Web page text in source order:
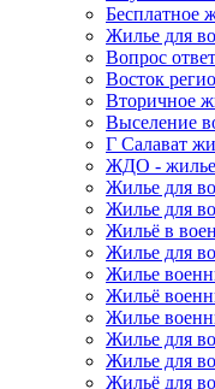
Бесплатное
Жилье для
Вопрос
Восток
Вторичное
Выселение
Г Салават
ЖДО - жилье
Жилье для
Жилье для
Жильё в
Жилье для
Жилье
Жильё
Жилье
Жилье для
Жилье для
Жильё для